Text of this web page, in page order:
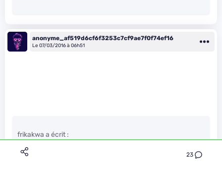
23
anonyme_af519d6cf6f3253c7cf9ae7f0f74ef16
Le 07/03/2016 à 06h51
frikakwa a écrit :